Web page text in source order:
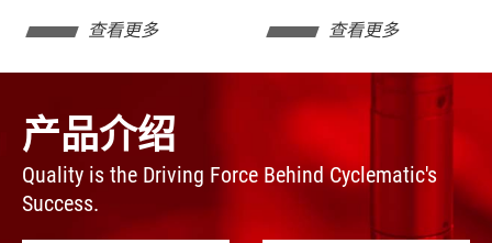
查看更多 查看更多
产品介绍
Quality is the Driving Force Behind Cyclematic's
Success.